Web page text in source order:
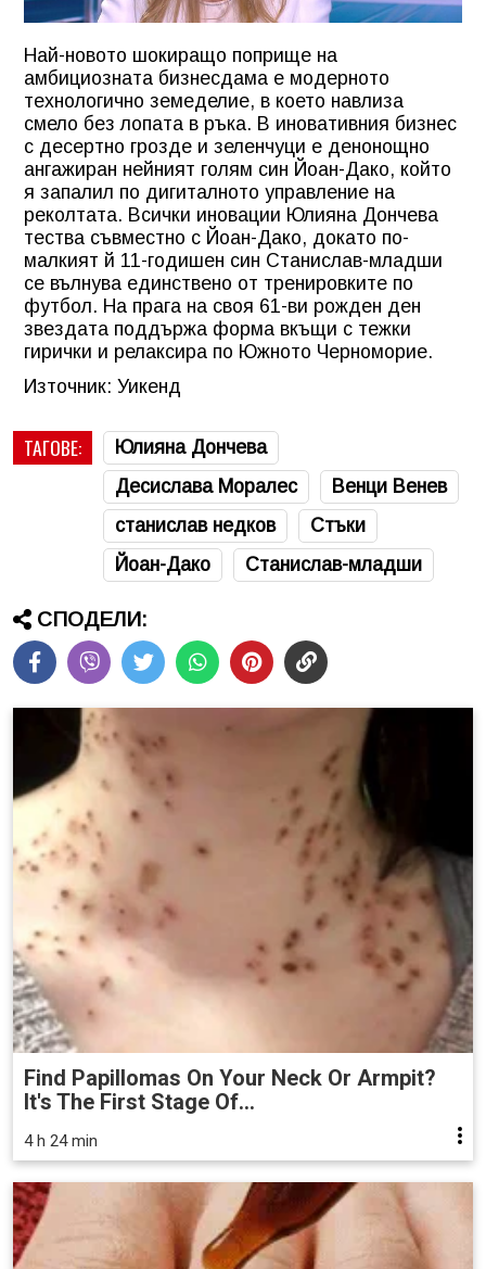
Най-новото шокиращо поприще на
амбициозната бизнесдама е модерното
технологично земеделие, в което навлиза
смело без лопата в ръка. В иновативния бизнес
с десертно грозде и зеленчуци е денонощно
ангажиран нейният голям син Йоан-Дако, който
я запалил по дигиталното управление на
реколтата. Всички иновации Юлияна Дончева
тества съвместно с Йоан-Дако, докато по-
малкият й 11-годишен син Станислав-младши
се вълнува единствено от тренировките по
футбол. На прага на своя 61-ви рожден ден
звездата поддържа форма вкъщи с тежки
гирички и релаксира по Южното Черноморие.
Източник: Уикенд
ТАГОВЕ:
Юлияна Дончева
Десислава Моралес
Венци Венев
станислав недков
Стъки
Йоан-Дако
Станислав-младши
СПОДЕЛИ:
Find Papillomas On Your Neck Or Armpit?
It's The First Stage Of...
4 h 24 min